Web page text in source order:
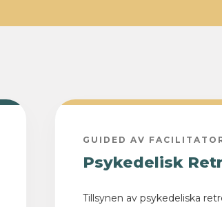
GUIDED AV
Psykedelisk
Tillsynen av psykedeliska